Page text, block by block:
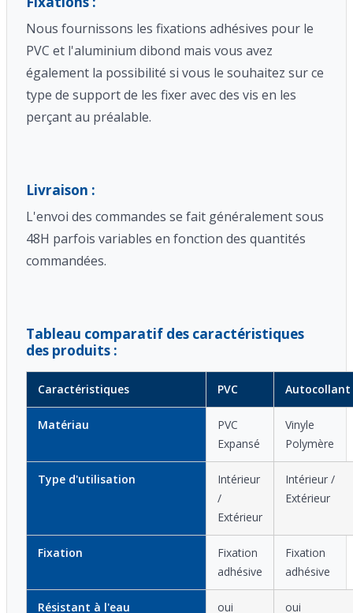
Nous fournissons les fixations adhésives pour le
PVC et l'aluminium dibond mais vous avez
également la possibilité si vous le souhaitez sur ce
type de support de les fixer avec des vis en les
perçant au préalable.
Livraison :
L'envoi des commandes se fait généralement sous
48H parfois variables en fonction des quantités
commandées.
Tableau comparatif des caractéristiques
des produits :
Caractéristiques PVC Autocollant
Matériau
PVC
Expansé
Vinyle
Polymère
Type d'utilisation
Intérieur
/
Extérieur
Intérieur /
Extérieur
Fixation
Fixation
adhésive
Fixation
adhésive
Résistant à l'eau oui oui